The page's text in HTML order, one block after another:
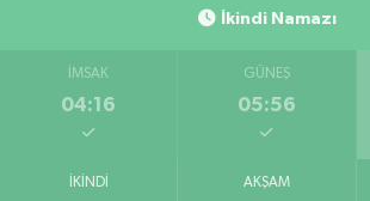
İkindi Namazı
İMSAK
04:16
GÜNEŞ
05:56
İKINDI AKŞAM